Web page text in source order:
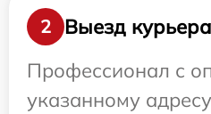
2
Выезд
Профессионал с
указанному